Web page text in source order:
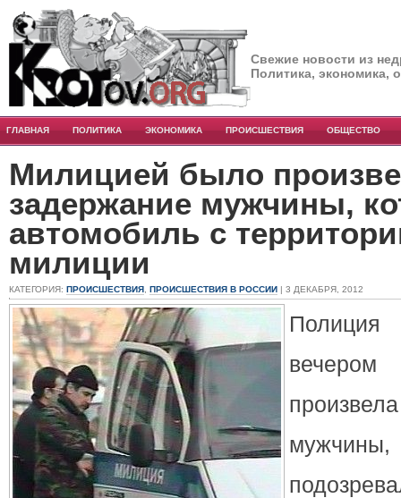
Свежие новости из
Политика, экономика,
ГЛАВНАЯ ПОЛИТИКА ЭКОНОМИКА ПРОИСШЕСТВИЯ ОБЩЕСТВО
Милицией было
задержание мужчины,
автомобиль с
милиции
КАТЕГОРИЯ: ПРОИСШЕСТВИЯ ПРОИСШЕСТВИЯ В РОССИИ | 3 ДЕКАБРЯ, 2012
Полиция